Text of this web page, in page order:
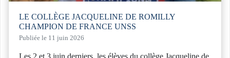
LE COLLÈGE JACQUELINE DE ROMILLY
CHAMPION DE FRANCE UNSS
Publiée le 11 juin 2026
Les 2 et 3 juin derniers, les élèves du collège Jacqueline de